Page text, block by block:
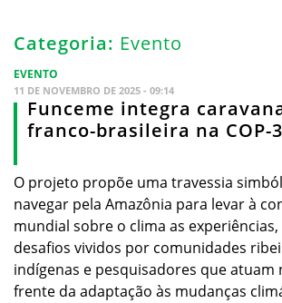
Categoria: Evento
EVENTO
11 DE NOVEMBRO DE 2025 - 09:14
Funceme integra
franco-brasileira na COP-
O projeto propõe uma travessia
navegar pela Amazônia para levar à
mundial sobre o clima as experiências,
desafios vividos por comunidades
indígenas e pesquisadores que atuam
frente da adaptação às mudanças